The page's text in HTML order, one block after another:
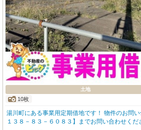
土地
10枚
湯川町にある事業用定期借地です！ 物件のお問
１３８－８３－６０８３】までお問い合わせくだ